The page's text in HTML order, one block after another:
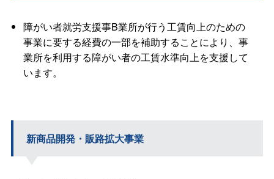
障がい者就労支援事B業所が行う工賃向上のための
事業に要する経費の一部を補助することにより、事
業所を利用する障がい者の工賃水準向上を支援して
います。
新商品開発・販路拡大事業